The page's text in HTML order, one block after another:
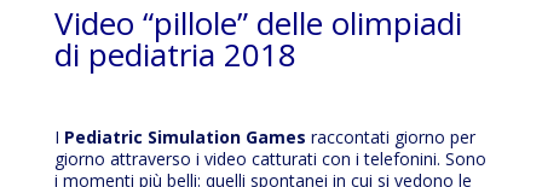
Video “pillole” delle olimpiadi
di pediatria 2018
I Pediatric Simulation Games raccontati giorno per
giorno attraverso i video catturati con i telefonini. Sono
i momenti più belli: quelli spontanei in cui si vedono le